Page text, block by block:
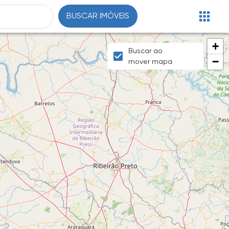
BUSCAR IMÓVEIS
+
−
Buscar ao
mover mapa